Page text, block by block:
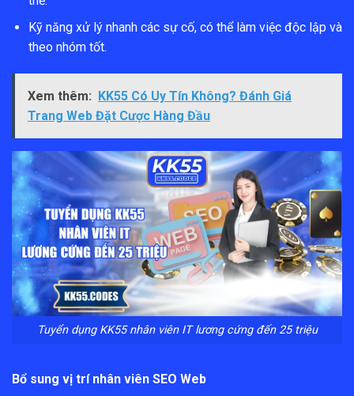
Kỹ năng xử lý nhanh các sự cố, có thể làm việc độc lập và
theo nhóm tốt.
Xem thêm: KK55 Có Uy Tín Không? Đánh Giá
Trang Web Đặt Cược Hàng Đầu
Tuyển dụng KK55 nhân viên IT lương cứng đến 25 triệu
Bổ sung vị trí nhân viên SEO Web